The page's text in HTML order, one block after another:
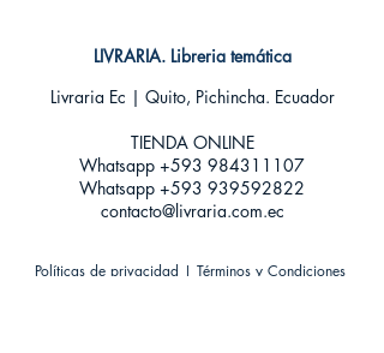
LIVRARIA. Libreria temática
Livraria Ec | Quito, Pichincha. Ecuador
TIENDA ONLINE​
Whatsapp +593 984311107
Whatsapp +593 939592822
contacto@livraria.com.ec
Políticas de privacidad | Términos y Condiciones